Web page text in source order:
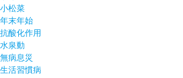
小松菜
年末年始
抗酸化作用
水泉動
無病息災
生活習慣病